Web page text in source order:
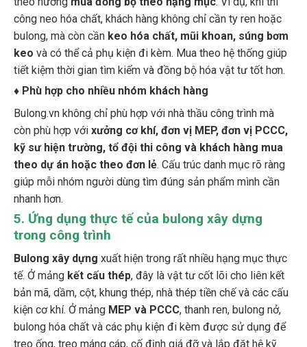
công neo hóa chất, khách hàng không chỉ cần ty ren hoặc
bulong, mà còn cầnkeo hóa chất, mũi khoan, súng bơm
keovà có thể cả phụ kiện đi kèm. Mua theo hệ thống giúp
tiết kiệm thời gian tìm kiếm và đồng bộ hóa vật tư tốt hơn.
♦ Phù hợp cho nhiều nhóm khách hàng
còn phù hợp với xưởng cơ khí, đơn vị MEP, đơn vị PCCC,
kỹ sư hiện trường, tổ đội thi công và khách hàng mua
theo dự án hoặc theo đơn lẻ. Cấu trúc danh mục rõ ràng
giúp mỗi nhóm người dùng tìm đúng sản phẩm mình cần
nhanh hơn.
5.Ứng dụng thực tế của bulong xây dựng
trong công trình
tế. Ở mảngkết cấu thép, đây là vật tư cốt lõi cho liên kết
bản mã, dầm, cột, khung thép, nhà thép tiền chế và các cấu
kiện cơ khí. Ở mảngMEP và PCCC, thanh ren, bulong nở,
bulong hóa chất và các phụ kiện đi kèm được sử dụng để
treo ống, treo máng cáp, cố định giá đỡ và lắp đặt hệ kỹ